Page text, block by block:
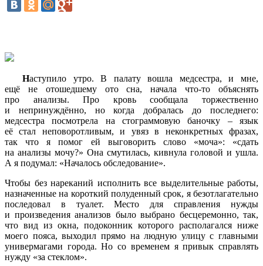
Наступило утро. В палату вошла медсестра, и мне,
ещё не отошедшему ото сна, началачто-то объяснять
про анализы. Про кровь сообщала торжественно
и непринуждённо, но когда добралась до последнего:
медсестра посмотрела на стограммовую баночку – язык
её стал неповоротливым, и увяз в неконкретных фразах,
так что я помог ей выговорить слово
«моча»:
«сдать
на анализы мочу?» Она смутилась, кивнула головой и ушла.
А я подумал: «Началось обследование».
Чтобы без нареканий исполнить все выделительные работы,
назначенные на короткий полуденный срок, я безотлагательно
последовал в туалет. Место для справления нужды
и произведения анализов было выбрано бесцеремонно, так,
что вид из окна, подоконник которого располагался ниже
моего пояса, выходил прямо на людную улицу с главными
универмагами города. Но со временем я привык справлять
нужду «за стеклом».